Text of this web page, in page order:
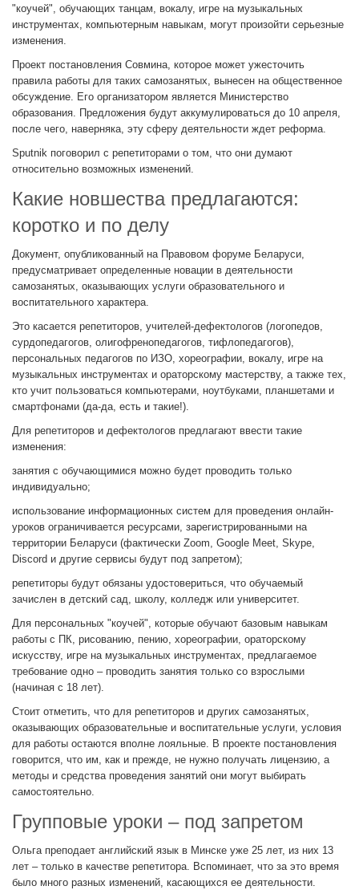
"коучей", обучающих танцам, вокалу, игре на музыкальных
инструментах, компьютерным навыкам, могут произойти серьезные
изменения.
Проект постановления Совмина, которое может ужесточить
правила работы для таких самозанятых, вынесен на общественное
обсуждение. Его организатором является Министерство
образования. Предложения будут аккумулироваться до 10 апреля,
после чего, наверняка, эту сферу деятельности ждет реформа.
Sputnik поговорил с репетиторами о том, что они думают
относительно возможных изменений.
Какие новшества предлагаются:
коротко и по делу
Документ, опубликованный на Правовом форуме Беларуси,
предусматривает определенные новации в деятельности
самозанятых, оказывающих услуги образовательного и
воспитательного характера.
Это касается репетиторов, учителей-дефектологов (логопедов,
сурдопедагогов, олигофренопедагогов, тифлопедагогов),
персональных педагогов по ИЗО, хореографии, вокалу, игре на
музыкальных инструментах и ораторскому мастерству, а также тех,
кто учит пользоваться компьютерами, ноутбуками, планшетами и
смартфонами (да-да, есть и такие!).
Для репетиторов и дефектологов предлагают ввести такие
изменения:
занятия с обучающимися можно будет проводить только
индивидуально;
использование информационных систем для проведения онлайн-
уроков ограничивается ресурсами, зарегистрированными на
территории Беларуси (фактически Zoom, Google Meet, Skype,
Discord и другие сервисы будут под запретом);
репетиторы будут обязаны удостовериться, что обучаемый
зачислен в детский сад, школу, колледж или университет.
Для персональных "коучей", которые обучают базовым навыкам
работы с ПК, рисованию, пению, хореографии, ораторскому
искусству, игре на музыкальных инструментах, предлагаемое
требование одно – проводить занятия только со взрослыми
(начиная с 18 лет).
Cтоит отметить, что для репетиторов и других самозанятых,
оказывающих образовательные и воспитательные услуги, условия
для работы остаются вполне лояльные. В проекте постановления
говорится, что им, как и прежде, не нужно получать лицензию, а
методы и средства проведения занятий они могут выбирать
самостоятельно.
Групповые уроки – под запретом
Ольга преподает английский язык в Минске уже 25 лет, из них 13
лет – только в качестве репетитора. Вспоминает, что за это время
было много разных изменений, касающихся ее деятельности.